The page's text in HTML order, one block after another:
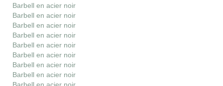
Barbell en acier noir
Barbell en acier noir
Barbell en acier noir
Barbell en acier noir
Barbell en acier noir
Barbell en acier noir
Barbell en acier noir
Barbell en acier noir